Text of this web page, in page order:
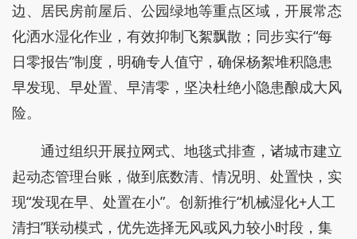
边、居民房前屋后、公园绿地等重点区域，开展常态
化洒水湿化作业，有效抑制飞絮飘散；同步实行“每
日零报告”制度，明确专人值守，确保杨絮堆积隐患
早发现、早处置、早清零，坚决杜绝小隐患酿成大风
险。
通过组织开展拉网式、地毯式排查，诸城市建立
起动态管理台账，做到底数清、情况明、处置快，实
现“发现在早、处置在小”。创新推行“机械湿化+人工
清扫”联动模式，优先选择无风或风力较小时段，集